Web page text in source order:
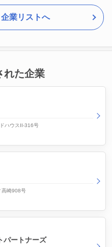
業リストへ
れた企業
ハウスII-316号
高崎908号
パートナーズ